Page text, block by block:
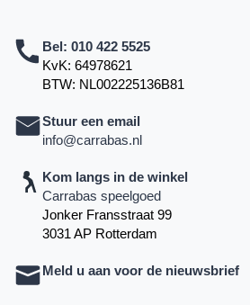
Bel: 010 422 5525
KvK: 64978621
BTW: NL002225136B81
Stuur een email
info@carrabas.nl
Kom langs in de winkel
Carrabas speelgoed
Jonker Fransstraat 99
3031 AP Rotterdam
Meld u aan voor de nieuwsbrief